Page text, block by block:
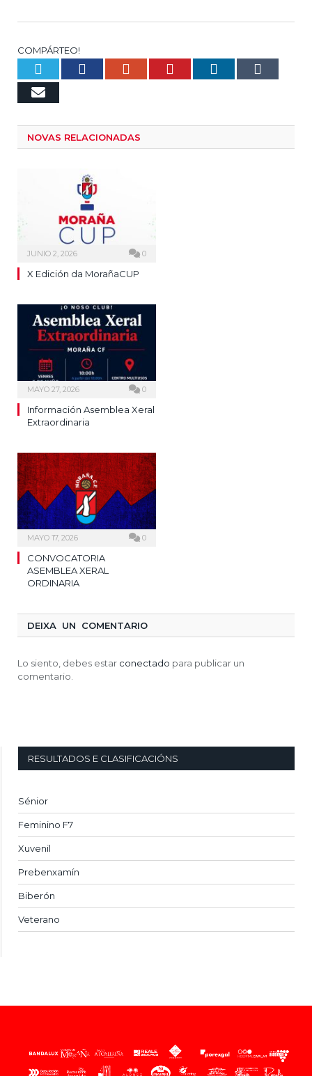
COMPÁRTEO!
TwitterFacebookGoogle+Pinterest
LinkedIn
Email
NOVAS RELACIONADAS
JUNIO 2, 2026 0
X Edición da MorañaCUP
MAYO 27, 2026 0
Información Asemblea Xeral
Extraordinaria
MAYO 17, 2026 0
CONVOCATORIA
ASEMBLEA XERAL
ORDINARIA
DEIXA UN COMENTARIO
Lo siento, debes estar conectado para publicar un
comentario.
RESULTADOS E CLASIFICACIÓNS
Sénior
Feminino F7
Xuvenil
Prebenxamín
Biberón
Veterano